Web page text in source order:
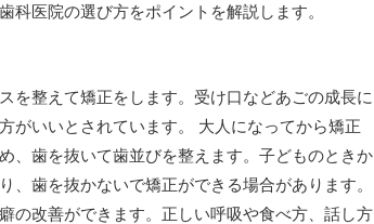
科医院の選び方をポイントを解説します。
を整えて矯正をします。受け口などあごの成長に
がいいとされています。 大人になってから矯正
、歯を抜いて歯並びを整えます。子どものときか
歯を抜かないで矯正ができる場合があります。
の改善ができます。正しい呼吸や食べ方、話し方